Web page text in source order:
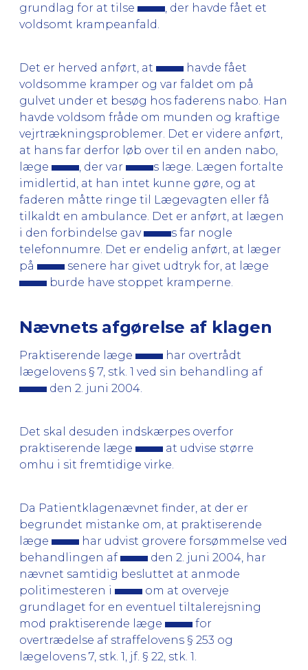
grundlag for at tilse
, der havde fået et
voldsomt krampeanfald.
Det er herved anført, at
havde fået
voldsomme kramper og var faldet om på
gulvet under et besøg hos faderens nabo. Han
havde voldsom fråde om munden og kraftige
vejrtrækningsproblemer. Det er videre anført,
at hans far derfor løb over til en anden nabo,
læge
, der var
s læge. Lægen fortalte
imidlertid, at han intet kunne gøre, og at
faderen måtte ringe til Lægevagten eller få
tilkaldt en ambulance. Det er anført, at lægen
i den forbindelse gav
s far nogle
telefonnumre. Det er endelig anført, at læger
på
senere har givet udtryk for, at læge
burde have stoppet kramperne.
Nævnets afgørelse af klagen
Praktiserende læge
har overtrådt
lægelovens § 7, stk. 1 ved sin behandling af
den 2. juni 2004.
Det skal desuden indskærpes overfor
praktiserende læge
at udvise større
omhu i sit fremtidige virke.
Da Patientklagenævnet finder, at der er
begrundet mistanke om, at praktiserende
læge
har udvist grovere forsømmelse ved
behandlingen af
den 2. juni 2004, har
nævnet samtidig besluttet at anmode
politimesteren i
om at overveje
grundlaget for en eventuel tiltalerejsning
mod praktiserende læge
for
overtrædelse af straffelovens § 253 og
lægelovens 7, stk. 1, jf. § 22, stk. 1.